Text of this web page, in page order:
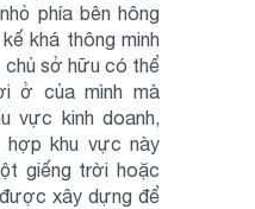
phía bên hông
khá thông minh
chủ sở hữu có thể
ở của mình mà
vực kinh doanh,
khu vực này
giếng trời hoặc
xây dựng để